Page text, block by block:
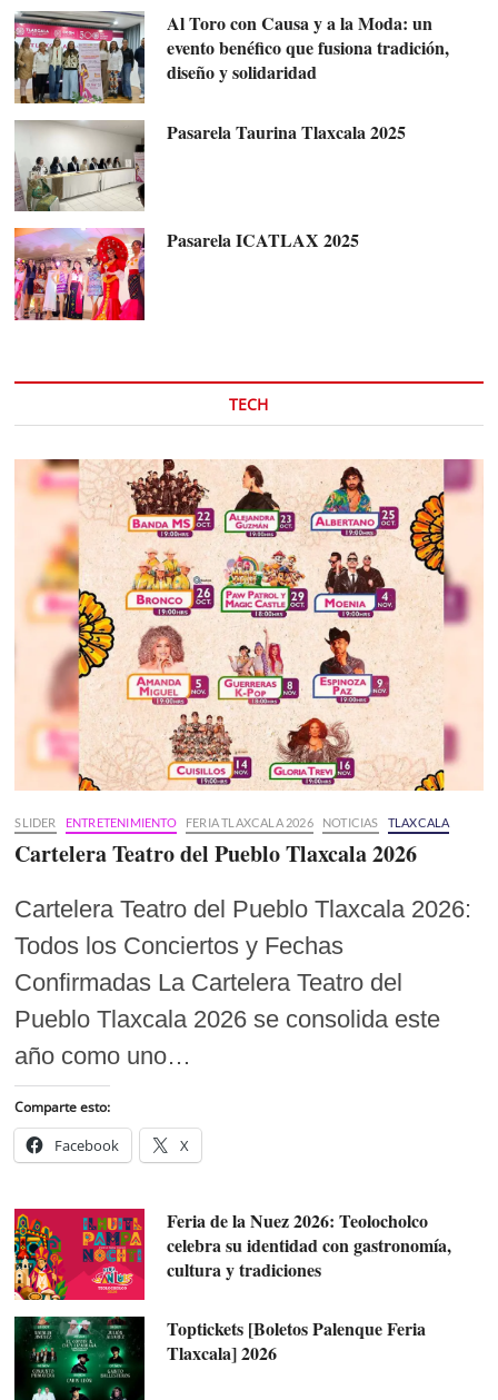
Al Toro con Causa y a la Moda: un
evento benéfico que fusiona tradición,
diseño y solidaridad
Pasarela Taurina Tlaxcala 2025
Pasarela ICATLAX 2025
TECH
SLIDER ENTRETENIMIENTO FERIA TLAXCALA 2026 NOTICIAS TLAXCALA
Cartelera Teatro del Pueblo Tlaxcala 2026
Cartelera Teatro del Pueblo Tlaxcala 2026:
Todos los Conciertos y Fechas
Confirmadas La Cartelera Teatro del
Pueblo Tlaxcala 2026 se consolida este
año como uno…
Comparte esto:
Facebook X
Feria de la Nuez 2026: Teolocholco
celebra su identidad con gastronomía,
cultura y tradiciones
Toptickets [Boletos Palenque Feria
Tlaxcala] 2026